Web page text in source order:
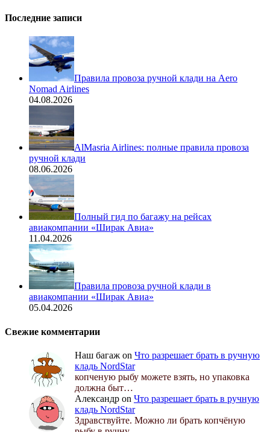
Последние записи
Правила провоза ручной клади на Aero
Nomad Airlines
04.08.2026
AlMasria Airlines: полные правила провоза
ручной клади
08.06.2026
Полный гид по багажу на рейсах
авиакомпании «Ширак Авиа»
11.04.2026
Правила провоза ручной клади в
авиакомпании «Ширак Авиа»
05.04.2026
Свежие комментарии
Наш багаж on Что разрешает брать в ручную
кладь NordStar
копченую рыбу можете взять, но упаковка
должна быт…
Александр on Что разрешает брать в ручную
кладь NordStar
Здравствуйте. Можно ли брать копчёную